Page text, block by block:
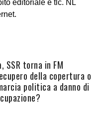
editoriale e tlc. NL
SSR torna in FM
della copertura o
politica a danno di